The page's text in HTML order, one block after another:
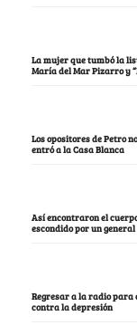
La mujer que tumbó la
María del Mar Pizarro y
Los opositores de Petro
entró a la Casa Blanca
Así encontraron el
escondido por un
Regresar a la radio
contra la depresión